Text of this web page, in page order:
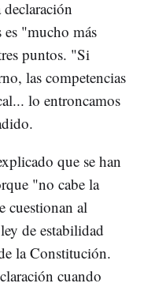
es "mucho más
puntos. "Si
las competencias
lo entroncamos
que se han
"no cabe la
cuestionan al
de estabilidad
la Constitución.
cuando